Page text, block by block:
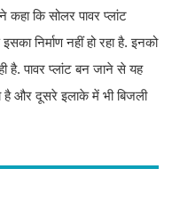
कहा कि सोलर पावर प्लांट
निर्माण नहीं हो रहा है. इनको
है. पावर प्लांट बन जाने से यह
है और दूसरे इलाके में भी बिजली